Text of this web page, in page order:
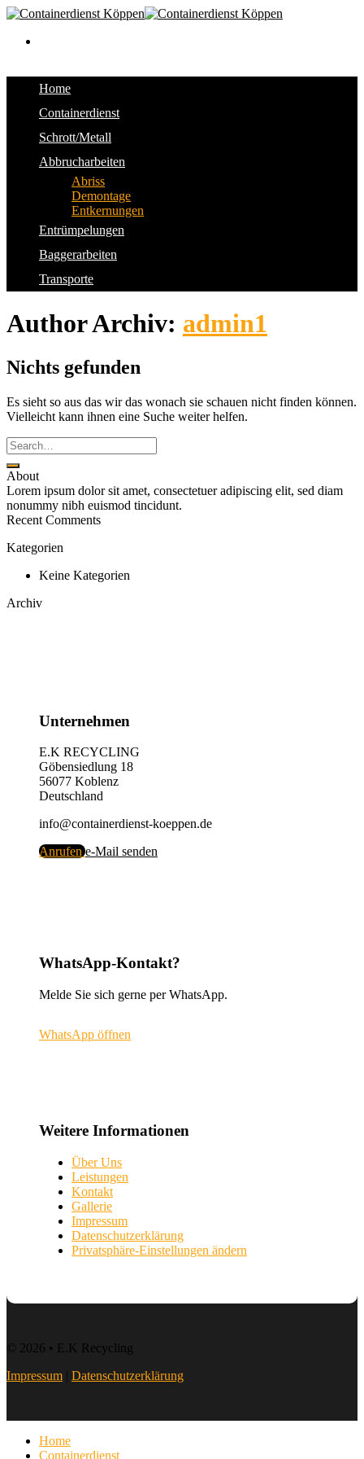
Skip
content
Home
Containerdienst
Schrott/Metall
Abbrucharbeiten
Abriss
Demontage
Entkernungen
Entrümpelungen
Baggerarbeiten
Transporte
Author Archiv: admin1
Nichts gefunden
Es sieht so aus das wir das wonach sie schauen nicht finden können.
Vielleicht kann ihnen eine Suche weiter helfen.
About
Lorem ipsum dolor sit amet, consectetuer adipiscing elit, sed diam
nonummy nibh euismod tincidunt.
Recent Comments
Kategorien
Keine Kategorien
Archiv
Unternehmen
E.K RECYCLING
Göbensiedlung 18
56077 Koblenz
Deutschland
info@containerdienst-koeppen.de
Anrufen e-Mail senden
WhatsApp-Kontakt?
Melde Sie sich gerne per WhatsApp.
WhatsApp öffnen
Weitere Informationen
Über Uns
Leistungen
Kontakt
Gallerie
Impressum
Datenschutzerklärung
Privatsphäre-Einstellungen ändern
© 2026 • E.K Recycling
Impressum | Datenschutzerklärung
Home
Containerdienst